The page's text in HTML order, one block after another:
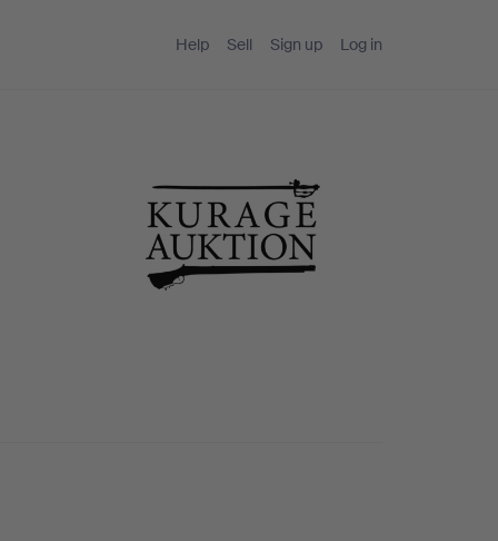
Help Sell Sign up Log in